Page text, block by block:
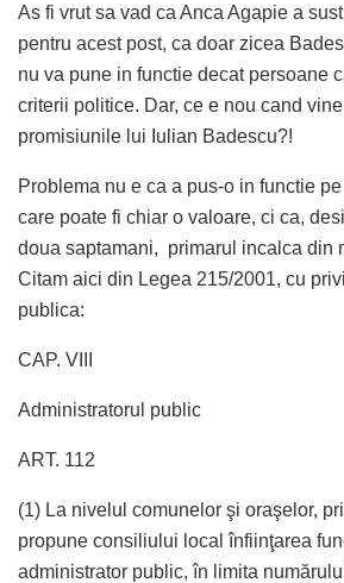
As fi vrut sa vad ca Anca Agapie a
pentru acest post, ca doar zicea
nu va pune in functie decat persoane
criterii politice. Dar, ce e nou cand
promisiunile lui Iulian Badescu?!
Problema nu e ca a pus-o in functie
care poate fi chiar o valoare, ci ca,
doua saptamani, primarul incalca din
Citam aici din Legea 215/2001, cu
publica:
CAP. VIII
Administratorul public
ART. 112
(1) La nivelul comunelor şi oraşelor,
propune consiliului local înfiinţarea
administrator public, în limita